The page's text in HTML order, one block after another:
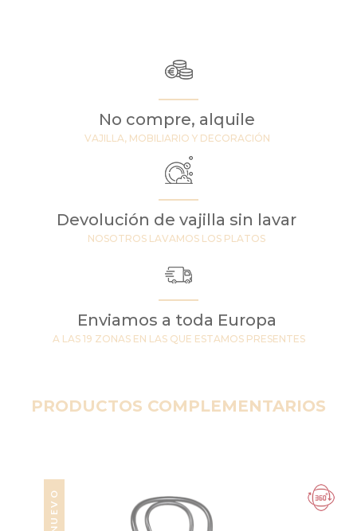
No compre, alquile
VAJILLA, MOBILIARIO Y DECORACIÓN
Devolución de vajilla sin lavar
NOSOTROS LAVAMOS LOS PLATOS
Enviamos a toda Europa
A LAS 19 ZONAS EN LAS QUE ESTAMOS PRESENTES
PRODUCTOS COMPLEMENTARIOS
NUEVO